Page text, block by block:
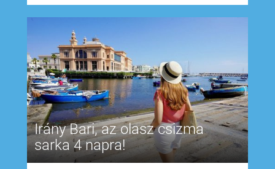
Irány Bari, az olasz csizma
sarka 4 napra!